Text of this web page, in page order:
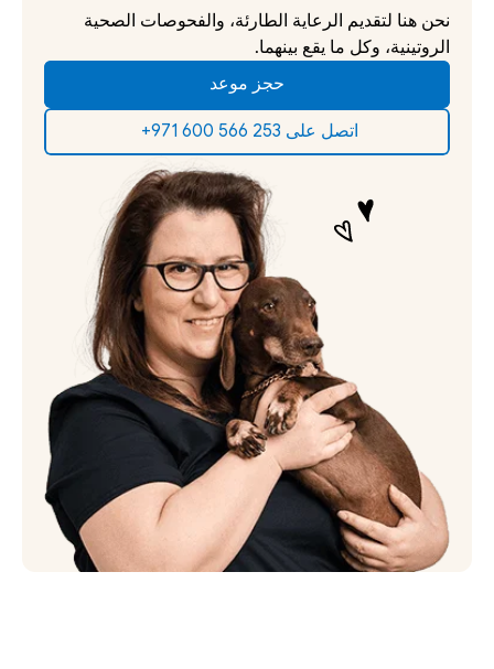
الروتينية، وكل ما يقع بينهما.
حجز موعد
‫اتصل على 253 566 600 971+‬ ‫